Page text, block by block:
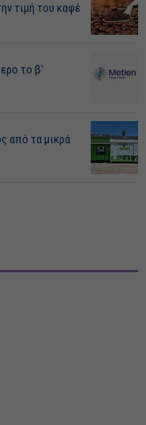
τιμή του καφέ
το β'
από τα μικρά